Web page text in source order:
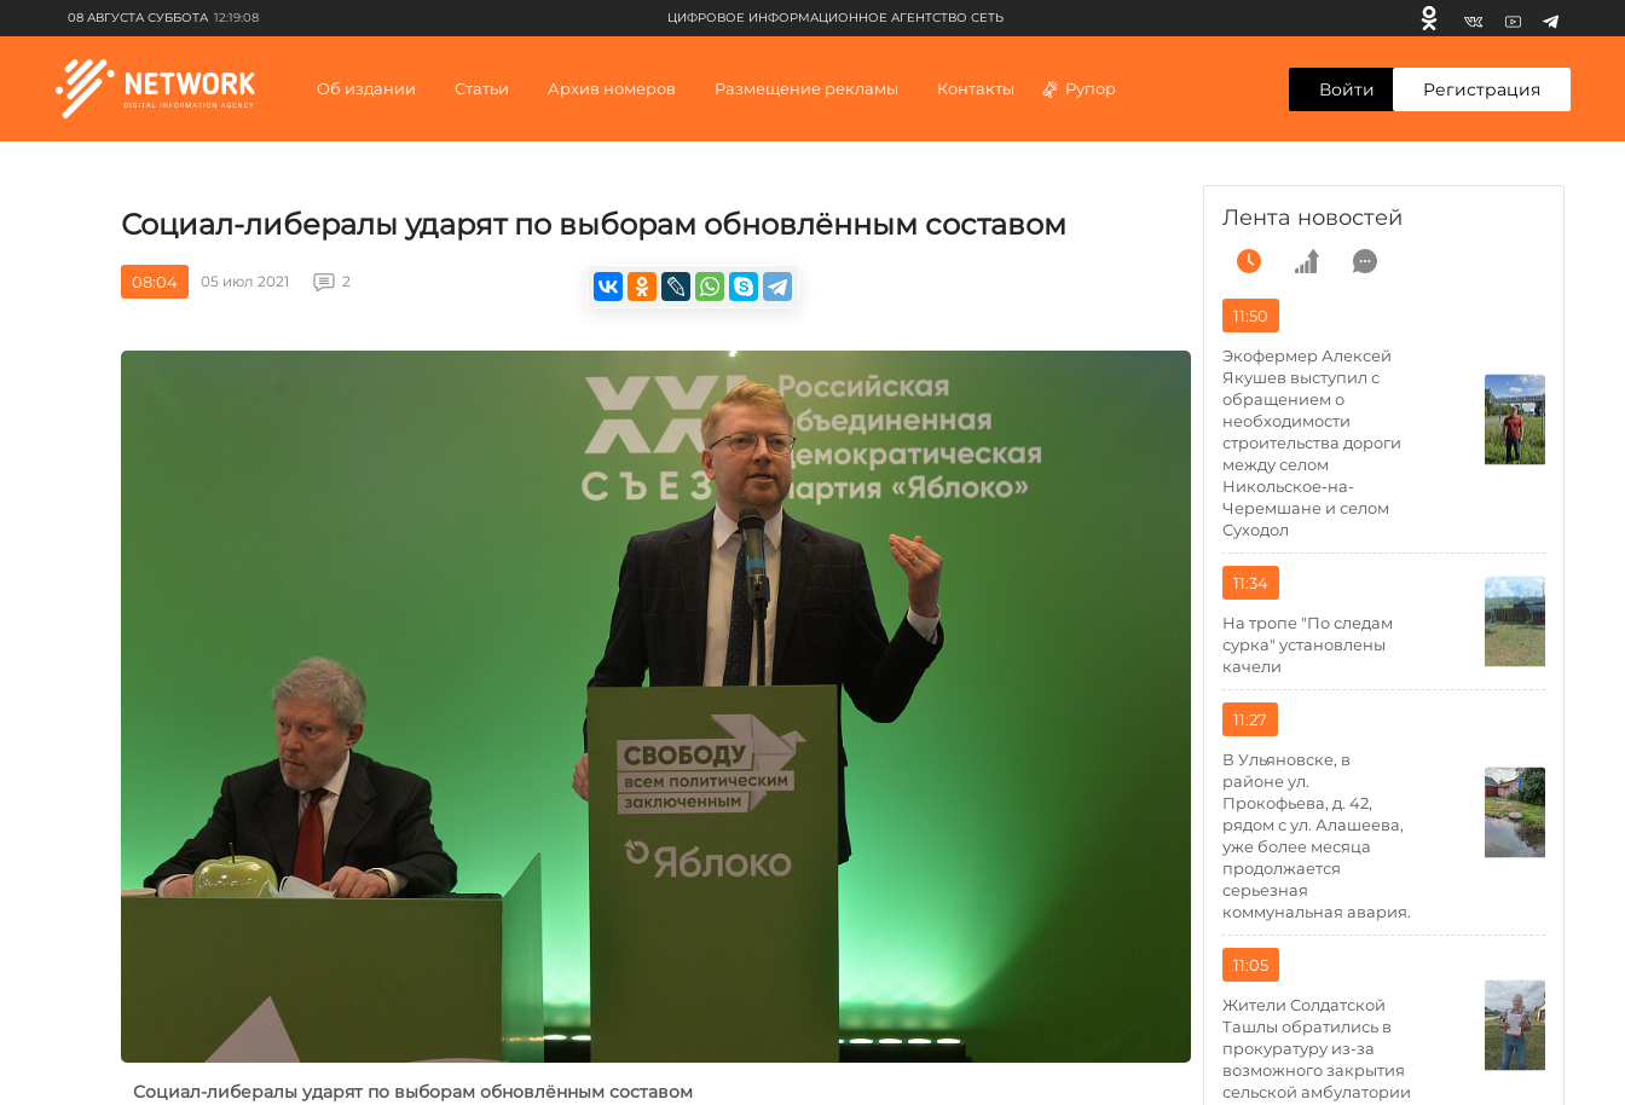
08 АВГУСТА СУББОТА 12:19:08 ЦИФРОВОЕ ИНФОРМАЦИОННОЕ АГЕНТСТВО СЕТЬ
Об издании Статьи Архив номеров Размещение рекламы Контакты Рупор Войти Регистрация
Социал-либералы ударят по выборам обновлённым составом
08:04 05 июл 2021 2
Социал-либералы ударят по выборам обновлённым составом
Лента новостей
11:50
Экофермер Алексей
Якушев выступил с
обращением о
необходимости
строительства дороги
между селом
Никольское-на-
Черемшане и селом
Суходол
11:34
На тропе "По следам
сурка" установлены
качели
11:27
В Ульяновске, в
районе ул.
Прокофьева, д. 42,
рядом с ул. Алашеева,
уже более месяца
продолжается
серьезная
коммунальная авария.
11:05
Жители Солдатской
Ташлы обратились в
прокуратуру из-за
возможного закрытия
сельской амбулатории